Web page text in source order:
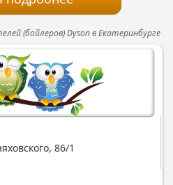
(бойлеров) Dyson в Екатеринбурге
86/1